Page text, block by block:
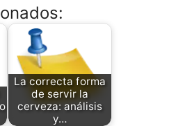
La correcta forma
de servir la
cerveza: análisis
y…